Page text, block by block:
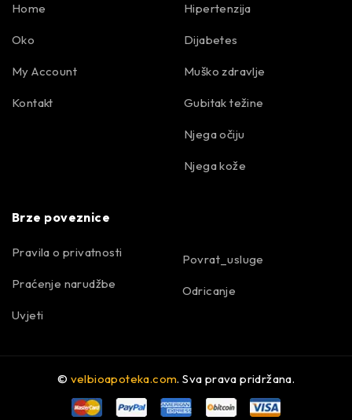
Home
Oko
My Account
Kontakt
Hipertenzija
Dijabetes
Muško zdravlje
Gubitak težine
Njega očiju
Njega kože
Brze poveznice
Pravila o privatnosti
Praćenje narudžbe
Uvjeti
Povrat_usluge
Odricanje
© velbioapoteka.com. Sva prava pridržana.